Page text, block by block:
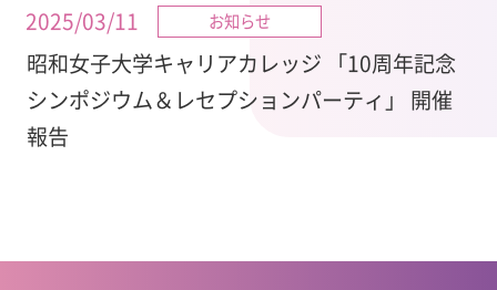
2025/03/11 お知らせ
昭和女子大学キャリアカレッジ 「10周年記念
シンポジウム＆レセプションパーティ」 開催
報告